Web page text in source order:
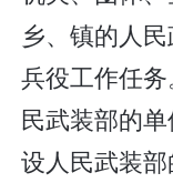
乡、镇的人
兵役工作任
民武装部的
设人民武装